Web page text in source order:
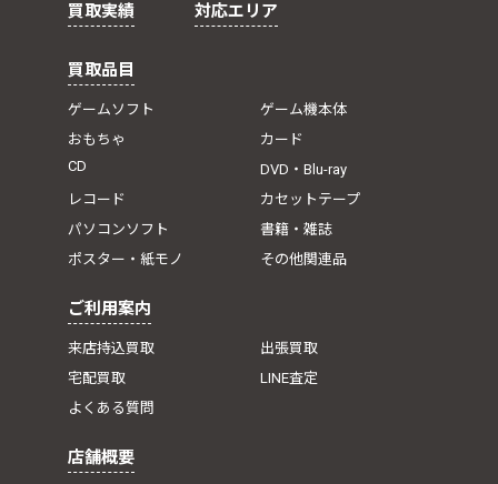
買取実績 対応エリア
買取品目
ゲームソフト
ゲーム機本体
おもちゃ
カード
CD
DVD・Blu-ray
レコード
カセットテープ
パソコンソフト
書籍・雑誌
ポスター・紙モノ
その他関連品
ご利用案内
来店持込買取
出張買取
宅配買取
LINE査定
よくある質問
店舗概要